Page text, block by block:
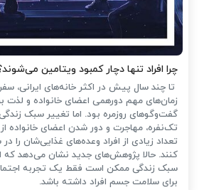
چرا افراد تنها دچار کمبود ویتامین
تا چند سال پیش در اکثر خانه‌های ایرانی،
زمان‌های مهم دورهمی اعضای خانواده و لذت
گفت‌وگوهای روزمره بود. اما تغییر سبک
تک‌نفره، مهاجرت و دور شدن اعضای خانواده
تعداد زیادی از افراد وعده‌های غذایی‌شان
کنند. حالا پژوهش‌های جدید نشان می‌دهد که
سبک زندگی ممکن است فقط یک تجربه
برای سلامت جسم افراد داشته باشد.